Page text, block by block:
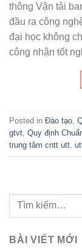
thông Vận tải
đầu ra công
đại học không
công nhận tốt
Posted in Đào tạo,
gtvt, Quy định
trung tâm cntt utt,
BÀI VIẾT MỚI